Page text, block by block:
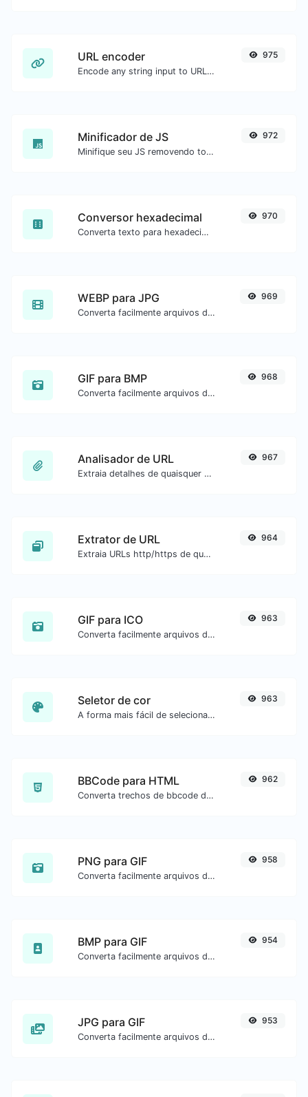
URL encoder
Encode any string input to URL format.
975
Minificador de JS
Minifique seu JS removendo todos os caracteres desnecessários.
972
Conversor hexadecimal
Converta texto para hexadecimal e o contrário para qualquer entrada de string.
970
WEBP para JPG
Converta facilmente arquivos de imagem WEBP para JPG.
969
GIF para BMP
Converta facilmente arquivos de imagem GIF para BMP.
968
Analisador de URL
Extraia detalhes de quaisquer URLs.
967
Extrator de URL
Extraia URLs http/https de qualquer tipo de conteúdo de texto.
964
GIF para ICO
Converta facilmente arquivos de imagem GIF para ICO.
963
Seletor de cor
A forma mais fácil de selecionar uma cor na roda de cores e obter o resultado em qualquer formato.
963
BBCode para HTML
Converta trechos de bbcode de fóruns para código HTML bruto.
962
PNG para GIF
Converta facilmente arquivos de imagem PNG para GIF.
958
BMP para GIF
Converta facilmente arquivos de imagem BMP para GIF.
954
JPG para GIF
Converta facilmente arquivos de imagem JPG para GIF.
953